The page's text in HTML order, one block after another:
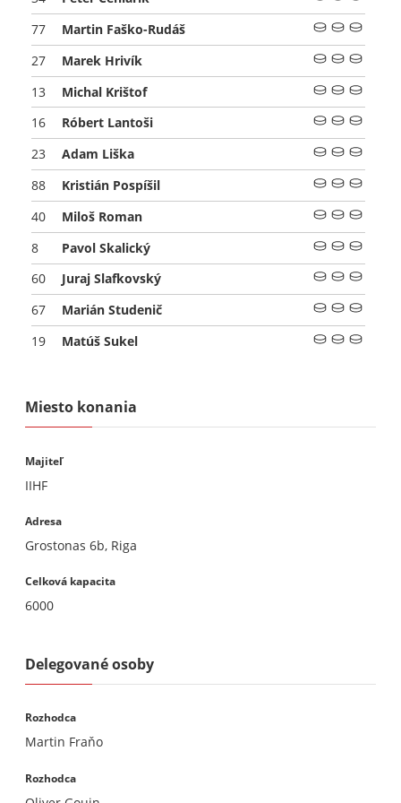
77 Martin Faško-Rudáš
27 Marek Hrivík
13 Michal Krištof
16 Róbert Lantoši
23 Adam Liška
88 Kristián Pospíšil
40 Miloš Roman
8 Pavol Skalický
60 Juraj Slafkovský
67 Marián Studenič
19 Matúš Sukel
Miesto konania
Majiteľ
IIHF
Adresa
Grostonas 6b, Riga
Celková kapacita
6000
Delegované osoby
Rozhodca
Martin Fraňo
Rozhodca